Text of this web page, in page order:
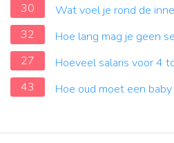
30
Wat voel je rond de
32
Hoe lang mag je geen
27
Hoeveel salaris voor 4
43
Hoe oud moet een